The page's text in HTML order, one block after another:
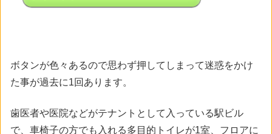
ボタンが色々あるので思わず押してしまって迷惑をかけ
た事が過去に1回あります。
歯医者や医院などがテナントとして入っている駅ビル
で、車椅子の方でも入れる多目的トイレが1室、フロアに